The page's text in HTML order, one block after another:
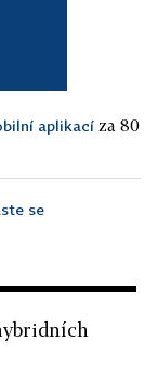
aplikací za 80
se